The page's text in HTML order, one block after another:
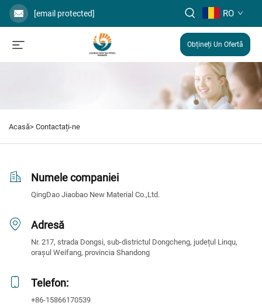
[email protected] RO
Obțineți Un Ofertă
Acasă> Contactați-ne
Numele companiei
QingDao Jiaobao New Material Co.,Ltd.
Adresă
Nr. 217, strada Dongsi, sub-districtul Dongcheng, județul Linqu,
orașul Weifang, provincia Shandong
Telefon:
+86-15866170539